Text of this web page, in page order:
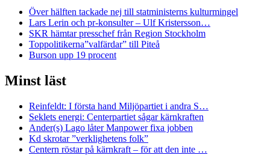
Över hälften tackade nej till statministerns kulturmingel
Lars Lerin och pr-konsulter – Ulf Kristersson…
SKR hämtar presschef från Region Stockholm
Toppolitikerna”valfärdar” till Piteå
Burson upp 19 procent
Minst läst
Reinfeldt: I första hand Miljöpartiet i andra S…
Seklets energi: Centerpartiet sågar kärnkraften
Ander(s) Lago låter Manpower fixa jobben
Kd skrotar ”verklighetens folk”
Centern röstar på kärnkraft – för att den inte …